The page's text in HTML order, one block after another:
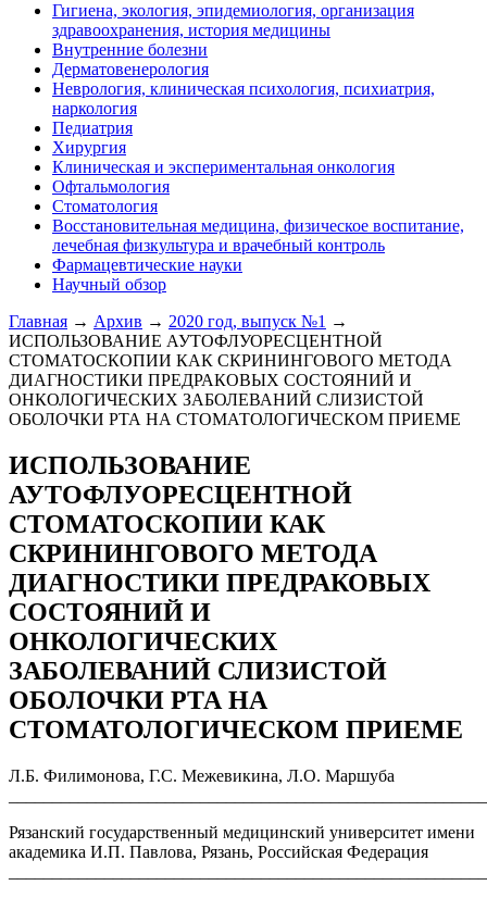
Гигиена, экология, эпидемиология, организация
здравоохранения, история медицины
Внутренние болезни
Дерматовенерология
Неврология, клиническая психология, психиатрия,
наркология
Педиатрия
Хирургия
Клиническая и экспериментальная онкология
Офтальмология
Стоматология
Восстановительная медицина, физическое воспитание,
лечебная физкультура и врачебный контроль
Фармацевтические науки
Научный обзор
Главная → Архив → 2020 год, выпуск №1 →
ИСПОЛЬЗОВАНИЕ АУТОФЛУОРЕСЦЕНТНОЙ
СТОМАТОСКОПИИ КАК СКРИНИНГОВОГО МЕТОДА
ДИАГНОСТИКИ ПРЕДРАКОВЫХ СОСТОЯНИЙ И
ОНКОЛОГИЧЕСКИХ ЗАБОЛЕВАНИЙ СЛИЗИСТОЙ
ОБОЛОЧКИ РТА НА СТОМАТОЛОГИЧЕСКОМ ПРИЕМЕ
ИСПОЛЬЗОВАНИЕ
АУТОФЛУОРЕСЦЕНТНОЙ
СТОМАТОСКОПИИ КАК
СКРИНИНГОВОГО МЕТОДА
ДИАГНОСТИКИ ПРЕДРАКОВЫХ
СОСТОЯНИЙ И
ОНКОЛОГИЧЕСКИХ
ЗАБОЛЕВАНИЙ СЛИЗИСТОЙ
ОБОЛОЧКИ РТА НА
СТОМАТОЛОГИЧЕСКОМ ПРИЕМЕ
Л.Б. Филимонова, Г.С. Межевикина, Л.О. Маршуба
Рязанский государственный медицинский университет имени
академика И.П. Павлова, Рязань, Российская Федерация